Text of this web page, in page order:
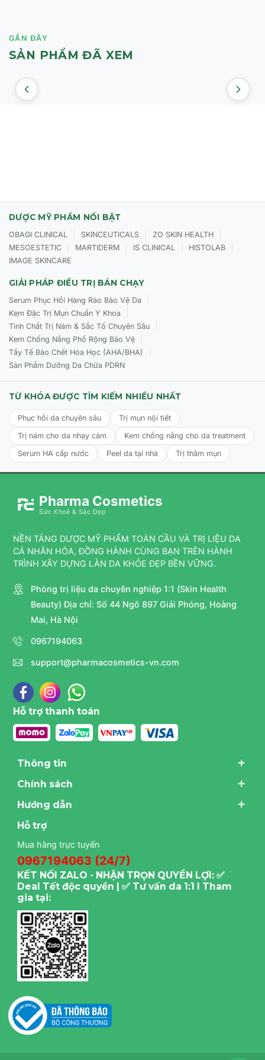
GẦN ĐÂY
SẢN PHẨM ĐÃ XEM
DƯỢC MỸ PHẨM NỔI BẬT
OBAGI CLINICAL SKINCEUTICALS ZO SKIN HEALTH
MESOESTETIC MARTIDERM IS CLINICAL HISTOLAB
IMAGE SKINCARE
GIẢI PHÁP ĐIỀU TRỊ BÁN CHẠY
Serum Phục Hồi Hàng Rào Bảo Vệ Da
Kem Đặc Trị Mụn Chuẩn Y Khoa
Tinh Chất Trị Nám & Sắc Tố Chuyên Sâu
Kem Chống Nắng Phổ Rộng Bảo Vệ
Tẩy Tế Bào Chết Hóa Học (AHA/BHA)
Sản Phẩm Dưỡng Da Chứa PDRN
TỪ KHÓA ĐƯỢC TÌM KIẾM NHIỀU NHẤT
Phục hồi da chuyên sâu
Trị mụn nội tiết
Trị nám cho da nhạy cảm
Kem chống nắng cho da treatment
Serum HA cấp nước
Peel da tại nhà Trị thâm mụn
Pharma Cosmetics
Sức Khoẻ & Sắc Đẹp
NỀN TẢNG DƯỢC MỸ PHẨM TOÀN CẦU VÀ TRỊ LIỆU DA
CÁ NHÂN HÓA, ĐỒNG HÀNH CÙNG BẠN TRÊN HÀNH
TRÌNH XÂY DỰNG LÀN DA KHỎE ĐẸP BỀN VỮNG.
Phòng trị liệu da chuyên nghiệp 1:1 (Skin Health
Beauty) Địa chỉ: Số 44 Ngõ 897 Giải Phóng, Hoàng
Mai, Hà Nội
0967194063
support@pharmacosmetics-vn.com
Hỗ trợ thanh toán
Thông tin
Chính sách
Hướng dẫn
Hỗ trợ
Mua hàng trực tuyến
0967194063 (24/7)
KẾT NỐI ZALO - NHẬN TRỌN QUYỀN LỢI: ✅
Deal Tết độc quyền | ✅ Tư vấn da 1:1 I Tham
gia tại: